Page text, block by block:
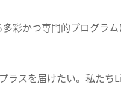
彩かつ専門的プログラ
ラスを届けたい。 私たち